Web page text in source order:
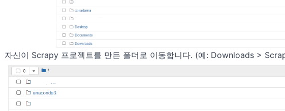
자신이 Scrapy 프로젝트를 만든 폴더로 이동합니다. (예: Downloads >